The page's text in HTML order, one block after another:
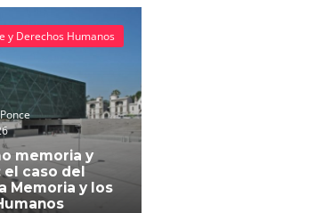
memoria y
el caso del
Memoria y los
y Derechos Humanos